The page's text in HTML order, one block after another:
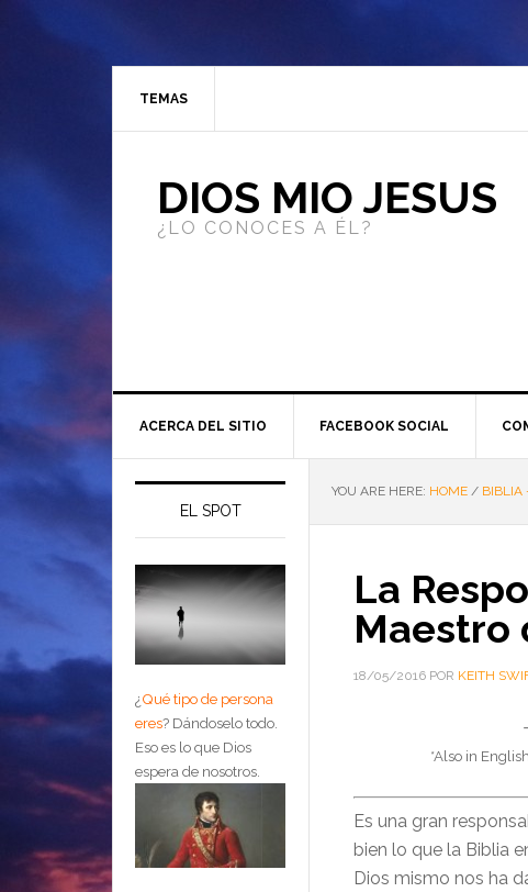
TEMAS
DIOS MIO JESUS
¿LO CONOCES A ÉL?
ACERCA DEL SITIO FACEBOOK SOCIAL
YOU ARE HERE: HOME / BIBLIA
La
Maestro
18/05/2016 POR KEITH
*Also in
Es una gran
bien lo que la Biblia
Dios mismo nos ha
EL SPOT
¿Qué tipo de persona
eres? Dándoselo todo.
Eso es lo que Dios
espera de nosotros.